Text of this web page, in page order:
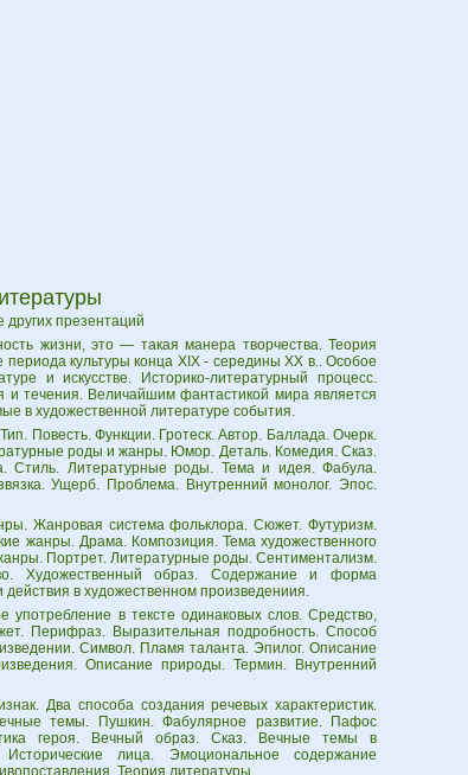
других презентаций
жизни, это — такая манера творчества. Теория
культуры конца ХIХ - середины ХХ в.. Особое
и искусстве. Историко-литературный процесс.
течения. Величайшим фантастикой мира является
в художественной литературе события.
Повесть. Функции. Гротеск. Автор. Баллада. Очерк.
роды и жанры. Юмор. Деталь. Комедия. Сказ.
Стиль. Литературные роды. Тема и идея. Фабула.
Ущерб. Проблема. Внутренний монолог. Эпос.
Жанровая система фольклора. Сюжет. Футуризм.
жанры. Драма. Композиция. Тема художественного
Портрет. Литературные роды. Сентиментализм.
Художественный образ. Содержание и форма
в художественном произведениия.
употребление в тексте одинаковых слов. Средство,
Перифраз. Выразительная подробность. Способ
Символ. Пламя таланта. Эпилог. Описание
Описание природы. Термин. Внутренний
Два способа создания речевых характеристик.
темы. Пушкин. Фабулярное развитие. Пафос
героя. Вечный образ. Сказ. Вечные темы в
лица. Эмоциональное содержание
Теория литературы.